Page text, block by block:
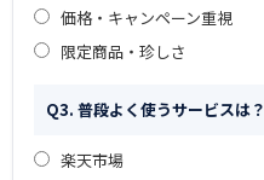
価格・キャンペーン重視
限定商品・珍しさ
Q3. 普段よく使うサービスは？
楽天市場